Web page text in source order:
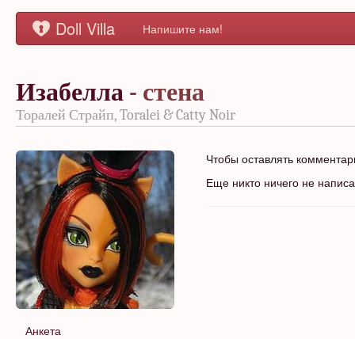
Doll Villa Напишите нам!
Изабелла - стена
Торалей Страйп, Toralei & Catty Noir
Анкета
Чтобы оставлять
Еще никто ничего не